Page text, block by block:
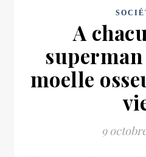
A
moelle
9